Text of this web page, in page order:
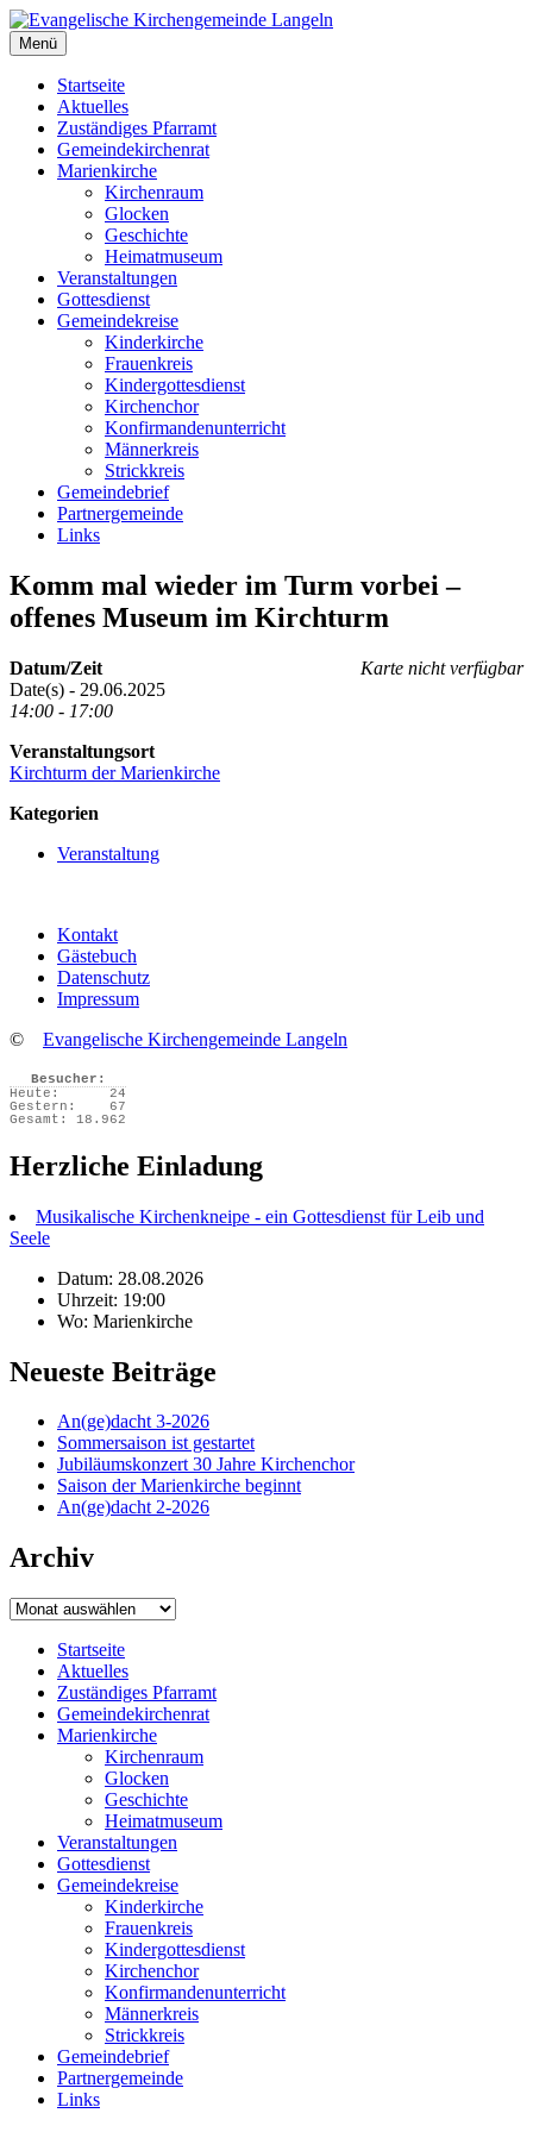
Zum
Inhalt
springen
Evangelische Kirchengemeinde Langeln
Evangelische Kirchengemeinde Langeln
Menü
Startseite
Aktuelles
Zuständiges Pfarramt
Gemeindekirchenrat
Marienkirche
Kirchenraum
Glocken
Geschichte
Heimatmuseum
Veranstaltungen
Gottesdienst
Gemeindekreise
Kinderkirche
Frauenkreis
Kindergottesdienst
Kirchenchor
Konfirmandenunterricht
Männerkreis
Strickkreis
Gemeindebrief
Partnergemeinde
Links
Komm mal wieder im Turm vorbei –
offenes Museum im Kirchturm
Karte nicht verfügbar
Datum/Zeit
Date(s) - 29.06.2025
14:00 - 17:00
Veranstaltungsort
Kirchturm der Marienkirche
Kategorien
Veranstaltung
Kontakt
Gästebuch
Datenschutz
Impressum
© Evangelische Kirchengemeinde Langeln
Besucher:
Heute:
24
Gestern:
67
Gesamt:
18.962
Herzliche Einladung
Musikalische Kirchenkneipe - ein Gottesdienst für Leib und
Seele
Datum: 28.08.2026
Uhrzeit: 19:00
Wo: Marienkirche
Neueste Beiträge
An(ge)dacht 3-2026
Sommersaison ist gestartet
Jubiläumskonzert 30 Jahre Kirchenchor
Saison der Marienkirche beginnt
An(ge)dacht 2-2026
Archiv
Archiv
Startseite
Aktuelles
Zuständiges Pfarramt
Gemeindekirchenrat
Marienkirche
Kirchenraum
Glocken
Geschichte
Heimatmuseum
Veranstaltungen
Gottesdienst
Gemeindekreise
Kinderkirche
Frauenkreis
Kindergottesdienst
Kirchenchor
Konfirmandenunterricht
Männerkreis
Strickkreis
Gemeindebrief
Partnergemeinde
Links